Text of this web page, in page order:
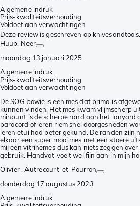
Algemene indruk
Prijs-kwaliteitsverhouding
Voldoet aan verwachtingen
Deze review is geschreven op
Huub, Neer
maandag 13 januari 2025
Algemene indruk
Prijs-kwaliteitsverhouding
Voldoet aan verwachtingen
De SOG bowie is een mes dat prima is
kunnen vinden. Het mes kwam vlijmscherp
minpunt is de scherpe rand aan het lanyard
paracord of leren riem snel doorgesneden
leren etui had beter gekund. De randen zijn
elkaar een super mooi mes met een stoere
mij een vitrinemes dus kan niets zeggen
gebruik. Handvat voelt wel fijn aan in mijn
Olivier , Autrecourt-et-Pourron
donderdag 17 augustus 2023
Algemene indruk